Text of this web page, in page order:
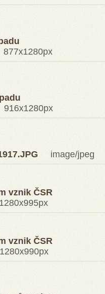
image/jpeg
vznik ČSR
vznik ČSR